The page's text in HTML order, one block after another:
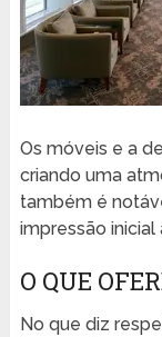
Os móveis e a
criando uma
também é
impressão inicial
O QUE
No que diz